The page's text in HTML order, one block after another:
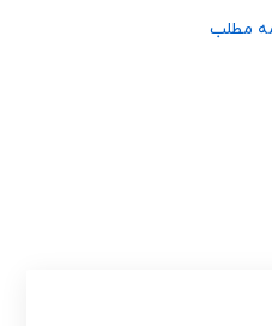
مطلب